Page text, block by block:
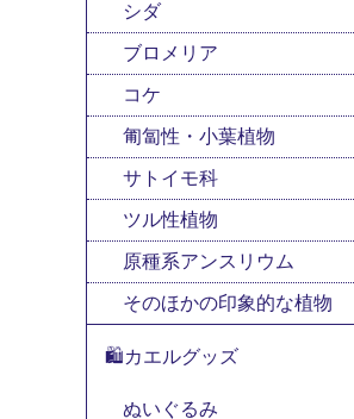
シダ
ブロメリア
コケ
匍匐性・小葉植物
サトイモ科
ツル性植物
原種系アンスリウム
そのほかの印象的な植物
🛍カエルグッズ
ぬいぐるみ